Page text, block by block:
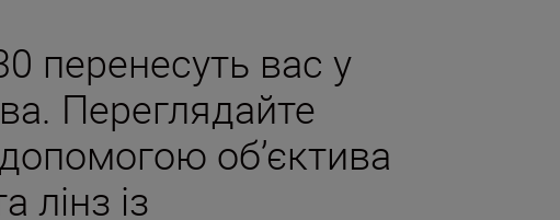
перенесуть вас у
Переглядайте
об’єктива
лінз із